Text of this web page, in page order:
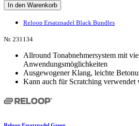
In den Warenkorb
Reloop Ersatznadel Black Bundles
Nr. 231134
Allround Tonabnehmersystem mit
Anwendungsmöglichkeiten
Ausgewogener Klang, leichte
Kann auch für Scratching verwendet
Reloop Ersatznadel Green